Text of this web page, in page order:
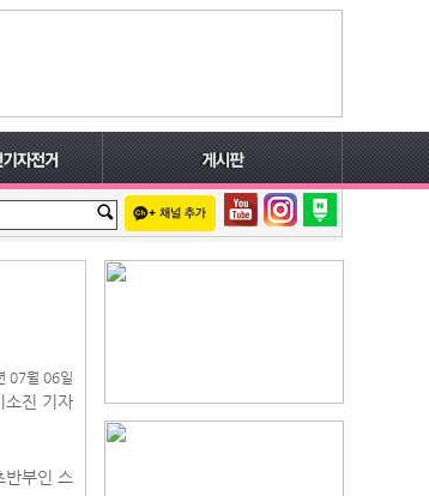
07월 06일
소진 기자
부인 스